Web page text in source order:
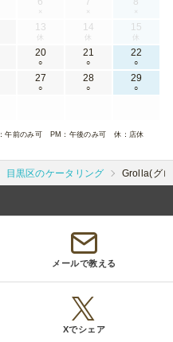
× × ×
13
休
14
休
15
休
20
○
21
○
22
○
27
○
28
○
29
○
：午前のみ可 PM ：午後のみ可 休 ：店休
目黒区のケータリング Grolla(グ
メールで教える
Xでシェア